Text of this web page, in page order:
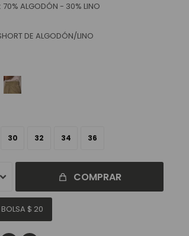
ALGODÓN - 30% LINO
DE ALGODÓN/LINO
30 32 34 36
COMPRAR
$ 20